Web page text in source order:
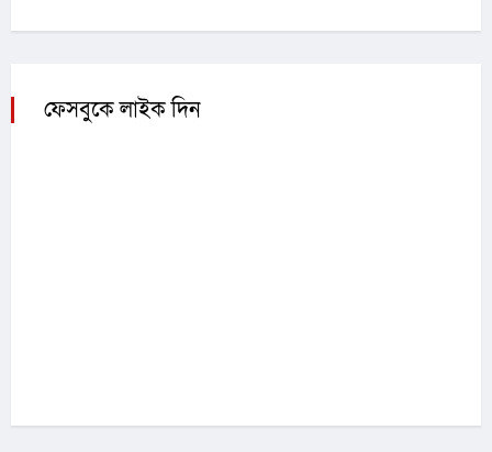
ফেসবুকে লাইক দিন